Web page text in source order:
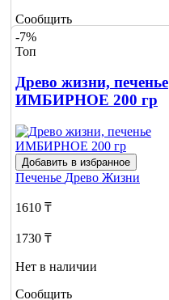
Сообщить
о наличии
1
-7%
Топ
Древо жизни, печенье
ИМБИРНОЕ 200 гр
Добавить в избранное
Печенье Древо Жизни
1610 ₸
1730 ₸
Нет в наличии
Сообщить